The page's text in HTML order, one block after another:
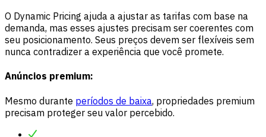
O Dynamic Pricing ajuda a ajustar as tarifas com base na
demanda, mas esses ajustes precisam ser coerentes com
seu posicionamento. Seus preços devem ser flexíveis sem
nunca contradizer a experiência que você promete.
Anúncios premium:
Mesmo durante períodos de baixa, propriedades premium
precisam proteger seu valor percebido.